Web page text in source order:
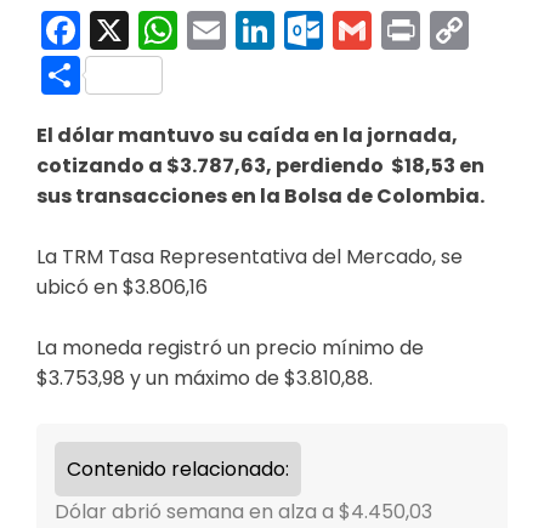
Facebook
X WhatsApp
EmailLinkedInGmail
Print
Compartir
El dólar mantuvo su caída en la jornada,
cotizando a $3.787,63, perdiendo $18,53 en
sus transacciones en la Bolsa de Colombia.
La TRM Tasa Representativa del Mercado, se
ubicó en $3.806,16
La moneda registró un precio mínimo de
$3.753,98 y un máximo de $3.810,88.
Contenido relacionado:
Dólar abrió semana en alza a $4.450,03